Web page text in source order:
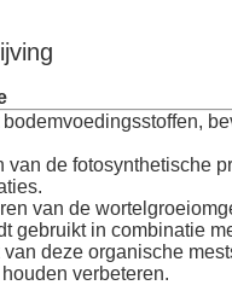
van de fotosynthetische
van de
gebruikt in combinatie
deze organische
verbeteren.